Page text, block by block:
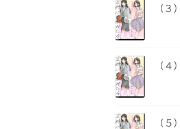
（３）
（４）
（５）